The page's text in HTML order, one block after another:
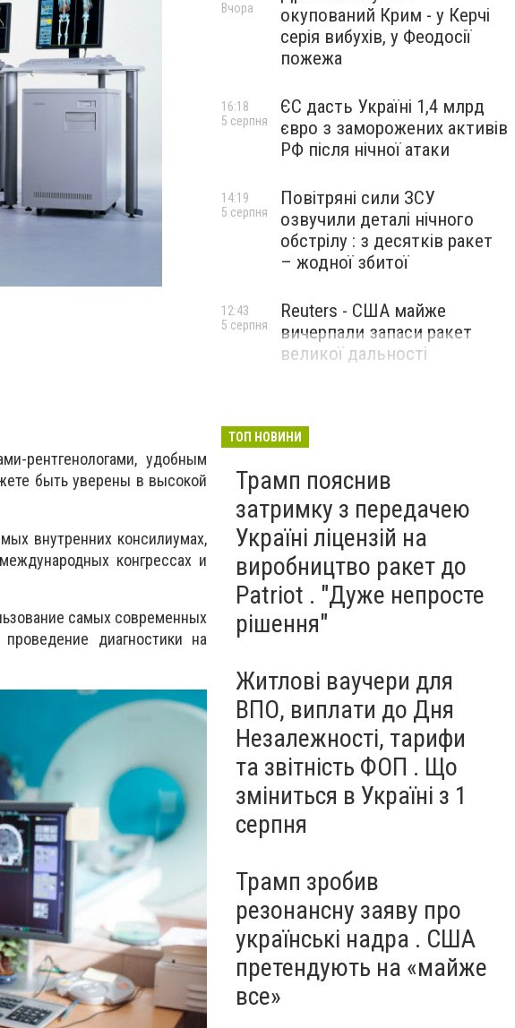
рентгенологами, удобным
быть уверены в высокой
внутренних консилиумах,
конгрессах и
самых современных
диагностики на
окупований Крим - у Керчі
серія вибухів, у Феодосії
пожежа
Вчора
ЄС дасть Україні 1,4 млрд
євро з заморожених активів
РФ після нічної атаки
16:18
5 серпня
Повітряні сили ЗСУ
озвучили деталі нічного
обстрілу : з десятків ракет
– жодної збитої
14:19
5 серпня
Reuters - США майже
вичерпали запаси ракет
великої дальності
12:43
5 серпня
ТОП НОВИНИ
Трамп пояснив
затримку з передачею
Україні ліцензій на
виробництво ракет до
Patriot . "Дуже непросте
рішення"
Житлові ваучери для
ВПО, виплати до Дня
Незалежності, тарифи
та звітність ФОП . Що
зміниться в Україні з 1
серпня
Трамп зробив
резонансну заяву про
українські надра . США
претендують на «майже
все»